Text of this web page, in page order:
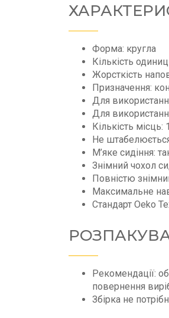
Форма: кругла
Кількість
Жорсткість
Призначення:
Для
Для
Кількість місць: 1
Не
М’яке сидіння:
Знімний чохол
Повністю
Максимальне
Стандарт Oeko
Рекомендації:
повернення
Збірка не